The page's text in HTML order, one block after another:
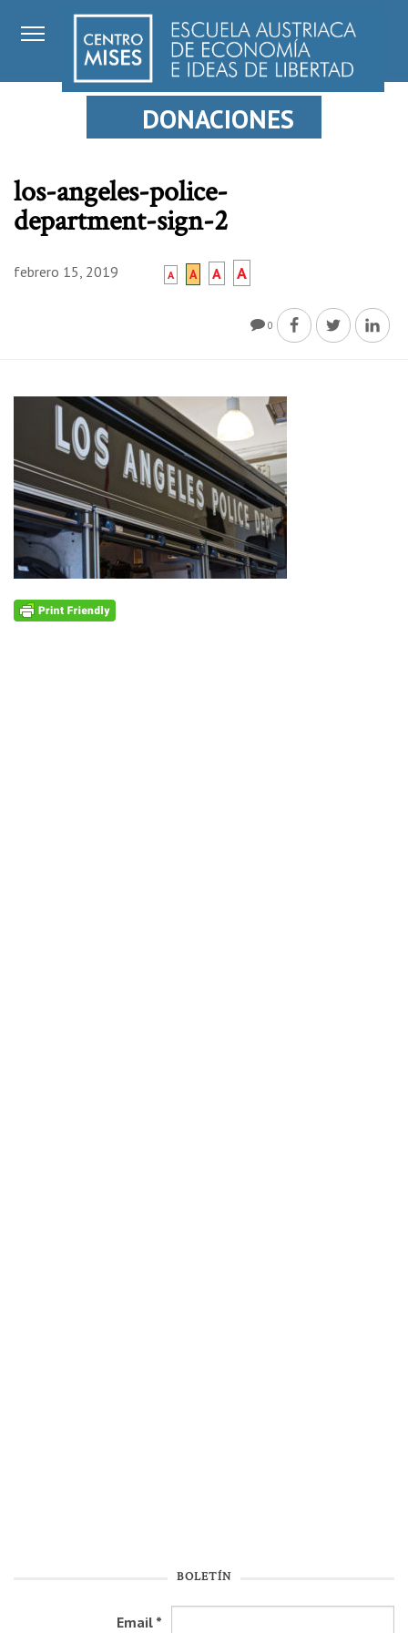
DONACIONES
los-angeles-police-
department-sign-2
febrero 15, 2019 A A A A
0
BOLETÍN
Email *